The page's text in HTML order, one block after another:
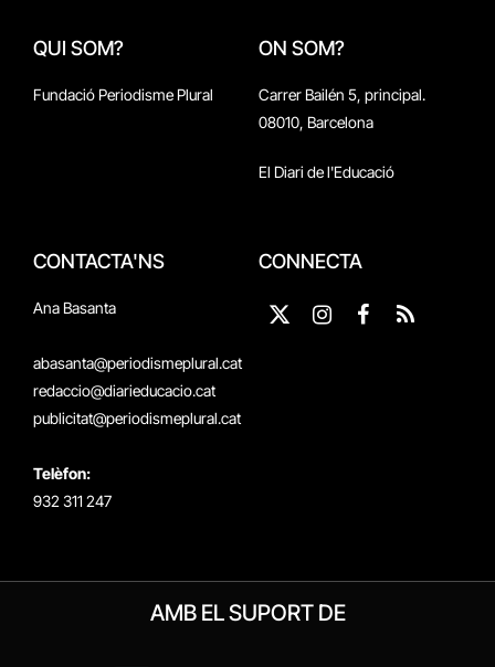
QUI SOM?
Fundació Periodisme Plural
ON SOM?
Carrer Bailén 5, principal.
08010, Barcelona
El Diari de l'Educació
CONTACTA'NS
Ana Basanta
abasanta@periodismeplural.cat
redaccio@diarieducacio.cat
publicitat@periodismeplural.cat
Telèfon:
932 311 247
CONNECTA
X
InstagramFacebook
RSS
AMB EL SUPORT DE